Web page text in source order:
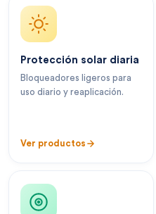
Protección solar diaria
Bloqueadores ligeros para
uso diario y reaplicación.
Ver productos